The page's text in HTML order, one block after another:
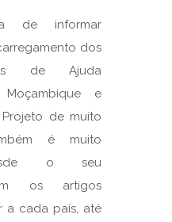
de informar
dos
de Ajuda
Moçambique e
de muito
é muito
o seu
os artigos
a cada país, até